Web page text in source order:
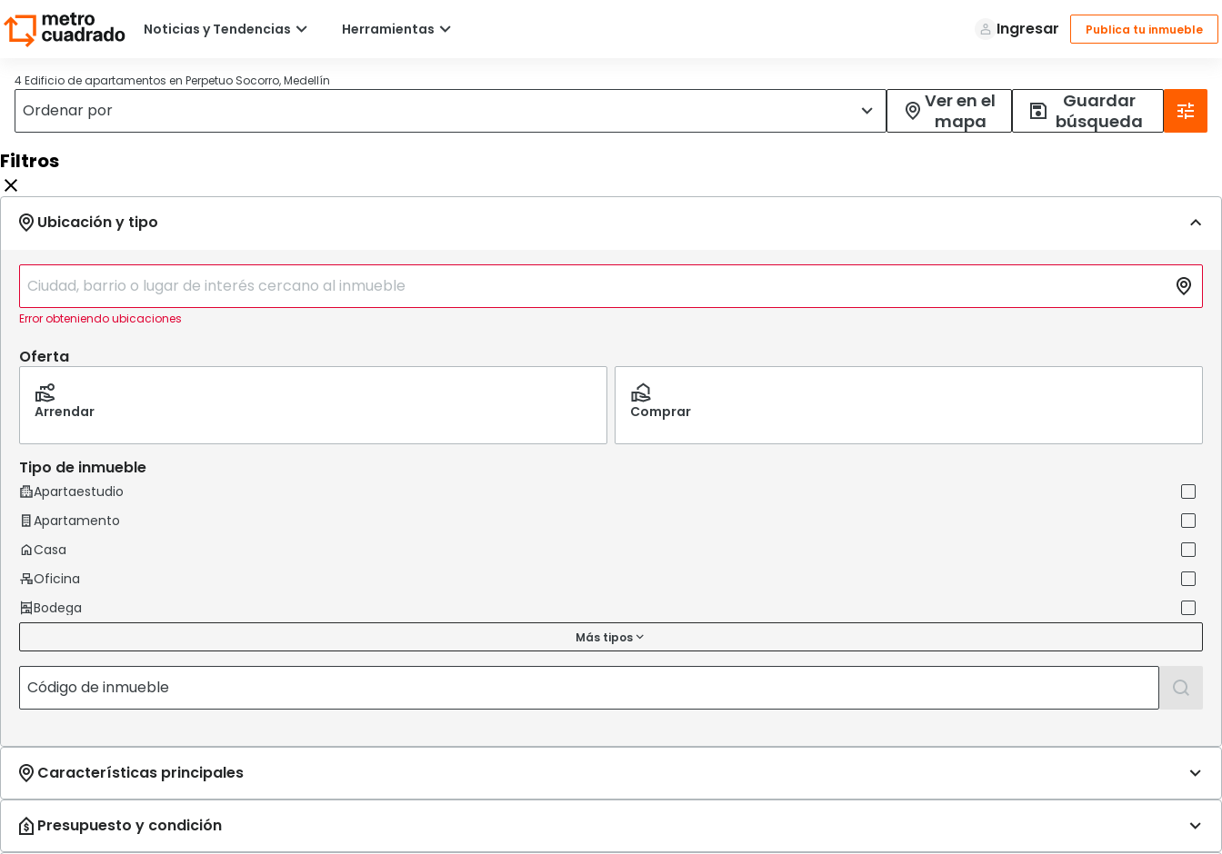
4 Edificio de apartamentos en Perpetuo Socorro, Medellín
Ver en el
mapa
Guardar
búsqueda
Filtros
Error obteniendo ubicaciones
Oferta
Arrendar Comprar
Tipo de inmueble
Más tipos